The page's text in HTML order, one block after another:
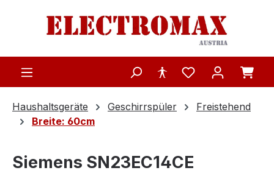
Zum Hauptinhalt springen
Haushaltsgeräte Geschirrspüler
Freistehend
Breite: 60cm
Siemens SN23EC14CE